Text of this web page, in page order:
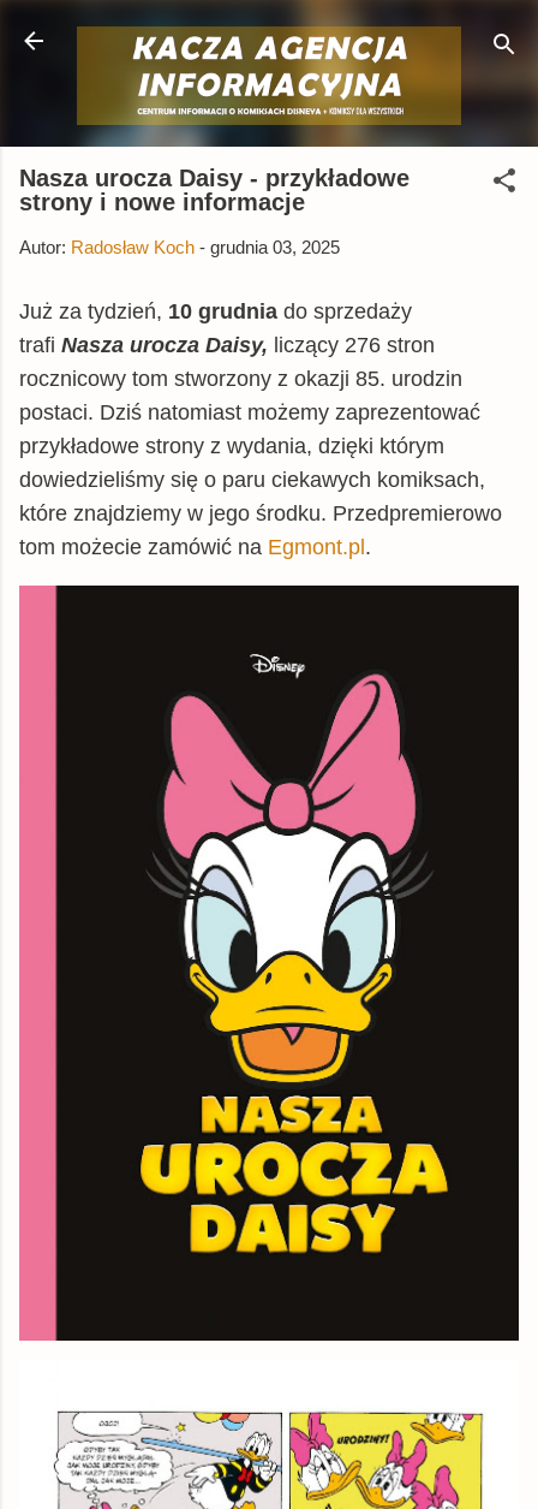
Przejdź do głównej zawartości
Nasza urocza Daisy - przykładowe
strony i nowe informacje
Autor: Radosław Koch - grudnia 03, 2025
Już za tydzień, 10 grudnia do sprzedaży
trafi Nasza urocza Daisy, liczący 276 stron
rocznicowy tom stworzony z okazji 85. urodzin
postaci. Dziś natomiast możemy zaprezentować
przykładowe strony z wydania, dzięki którym
dowiedzieliśmy się o paru ciekawych komiksach,
które znajdziemy w jego środku. Przedpremierowo
tom możecie zamówić na Egmont.pl.